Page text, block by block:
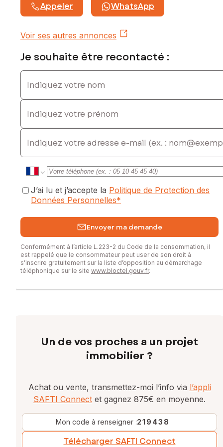
Appeler WhatsApp
Voir ses autres annonces
Je souhaite être recontacté :
Indiquez votre nom
Indiquez votre prénom
E-mail
J’ai lu et j’accepte la Politique de Protection des
Données Personnelles*
Envoyer ma demande
Conformément à l’article L.223-2 du Code de la consommation, il
est rappelé que le consommateur peut user de son droit à
s’inscrire gratuitement sur la liste d’opposition au démarchage
téléphonique sur le site www.bloctel.gouv.fr.
Un de vos proches a un projet
immobilier ?
Achat ou vente, transmettez-moi l’info via l’appli
SAFTI Connect et gagnez 875€ en moyenne.
Mon code à renseigner :219438
Télécharger SAFTI Connect